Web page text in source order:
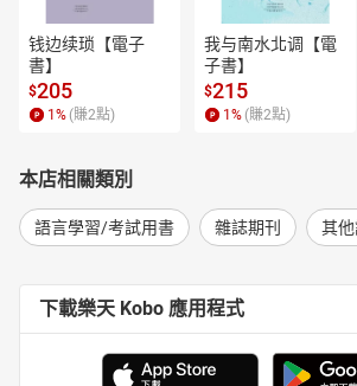
Picky Eater or a Supertaster?” discusses
perceptions. One flavor combination that
the blend of salty and sweet. Check out “The
and Sweet” to discover the science behind
For many people, the cold and dark February
dressing to lift their mood. The article “Get
Like dopamine dressing, the rest of the articles
issue of Analytical English are sure to put you
雜誌目錄
【詞彙測驗】 Vocabulary Test
【翻譯】 Sentence Translation
钱边续琐【電子
書】
$205
1 % (賺2點)
我与南水北调【電
子書】
$215
1 % (賺2點)
本店相關類別
語言學習/考試用書 雜誌期刊 其
下載樂天 Kobo 應用程式